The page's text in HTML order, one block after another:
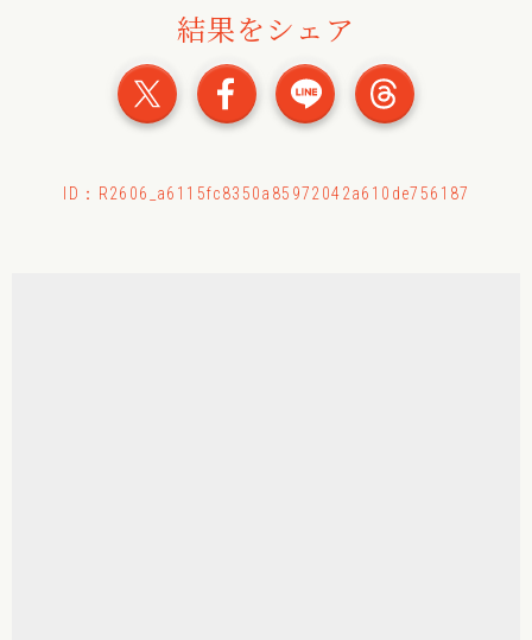
結果をシェア
おみくじの結果をXでシェア
おみくじの結果を
おみくじの結
ID：R2606_a6115fc8350a85972042a610de756187